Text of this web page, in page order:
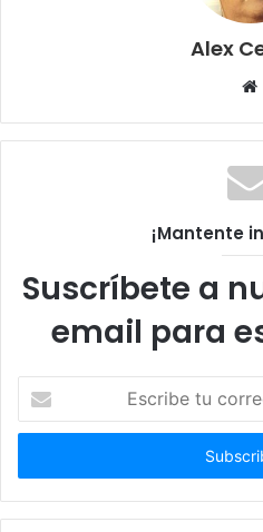
Alex
¡Mantente
Suscríbete a
email para
correo